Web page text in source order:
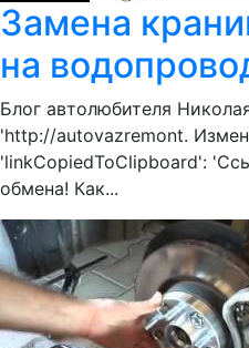
Замена
на
Блог автолюбителя
'http://autovazremont.
'linkCopiedToClipboard':
обмена! Как...